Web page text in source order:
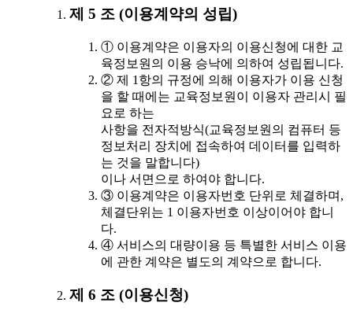
제 5 조 (이용계약의 성립)
① 이용계약은 이용자의 이용신청에 대한 교
육정보원의 이용 승낙에 의하여 성립됩니다.
② 제 1항의 규정에 의해 이용자가 이용 신청
을 할 때에는 교육정보원이 이용자 관리시 필
요로 하는
사항을 전자적방식(교육정보원의 컴퓨터 등
정보처리 장치에 접속하여 데이터를 입력하
는 것을 말합니다)
이나 서면으로 하여야 합니다.
③ 이용계약은 이용자번호 단위로 체결하며,
체결단위는 1 이용자번호 이상이어야 합니
다.
④ 서비스의 대량이용 등 특별한 서비스 이용
에 관한 계약은 별도의 계약으로 합니다.
제 6 조 (이용신청)